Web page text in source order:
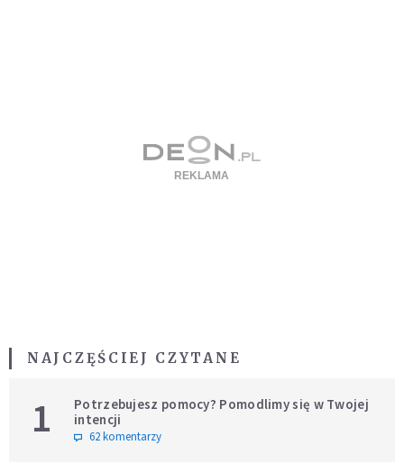
NAJCZĘŚCIEJ CZYTANE
1
Potrzebujesz pomocy? Pomodlimy się w Twojej
intencji
62 komentarzy